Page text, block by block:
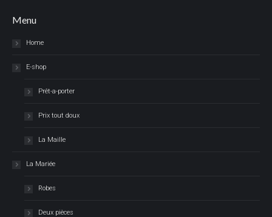
Menu
Home
E-shop
Prêt-a-porter
Prix tout doux
La Maille
La Mariée
Robes
Deux pièces